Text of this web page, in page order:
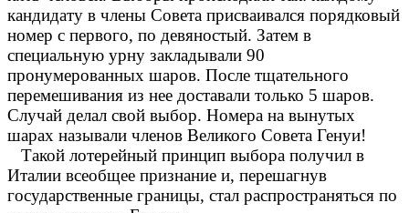
кандидату в члены Совета присваивался порядковый
номер с первого, по девяностый. Затем в
специальную урну закладывали 90
пронумерованных шаров. После тщательного
перемешивания из нее доставали только 5 шаров.
Случай делал свой выбор. Номера на вынутых
шарах называли членов Великого Совета Генуи!
Такой лотерейный принцип выбора получил в
Италии всеобщее признание и, перешагнув
государственные границы, стал распространяться по